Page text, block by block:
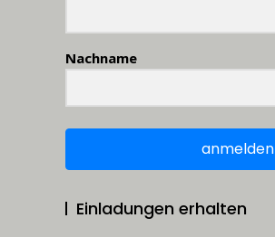
Nachname
anmelden
Einladungen erhalten